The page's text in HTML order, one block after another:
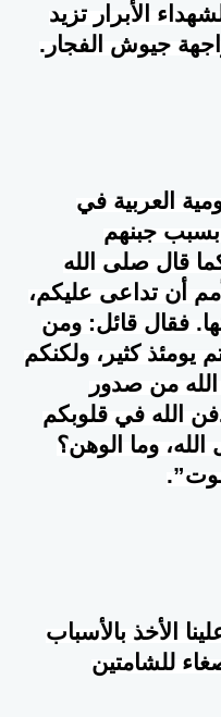
الأبرار تزيد
جيوش الفجار.
العربية في
بسبب جبنهم
قال صلى الله
أن تداعى عليكم،
فقال قائل: ومن
يومئذ كثير، ولكنكم
الله من صدور
الله في قلوبكم
وما الوهن؟
الأخذ بالأسباب
للشامتين